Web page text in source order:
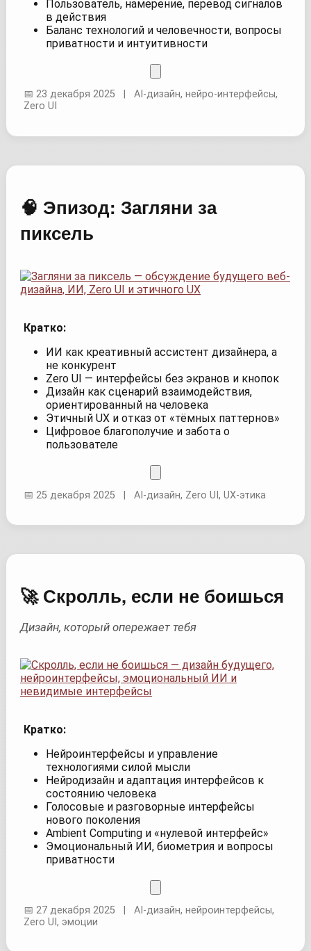
Пользователь, намерение, перевод сигналов
в действия
Баланс технологий и человечности, вопросы
приватности и интуитивности
📅 23 декабря 2025 | AI-дизайн, нейро-интерфейсы,
Zero UI
🧠 Эпизод: Загляни за
пиксель
Кратко:
ИИ как креативный ассистент дизайнера, а
не конкурент
Zero UI — интерфейсы без экранов и кнопок
Дизайн как сценарий взаимодействия,
ориентированный на человека
Этичный UX и отказ от «тёмных паттернов»
Цифровое благополучие и забота о
пользователе
📅 25 декабря 2025 | AI-дизайн, Zero UI, UX-этика
🚀 Скролль, если не боишься
Дизайн, который опережает тебя
Кратко:
Нейроинтерфейсы и управление
технологиями силой мысли
Нейродизайн и адаптация интерфейсов к
состоянию человека
Голосовые и разговорные интерфейсы
нового поколения
Ambient Computing и «нулевой интерфейс»
Эмоциональный ИИ, биометрия и вопросы
приватности
📅 27 декабря 2025 | AI-дизайн, нейроинтерфейсы,
Zero UI, эмоции